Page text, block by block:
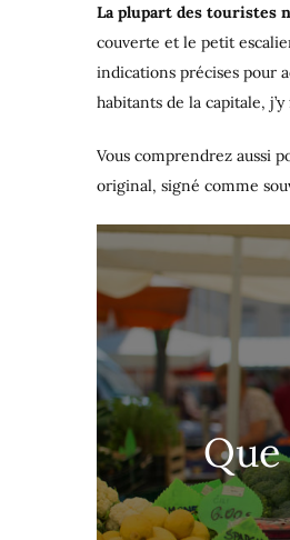
La plupart des touristes
couverte et le petit
indications précises pour
habitants de la capitale,
Vous comprendrez aussi
original, signé comme